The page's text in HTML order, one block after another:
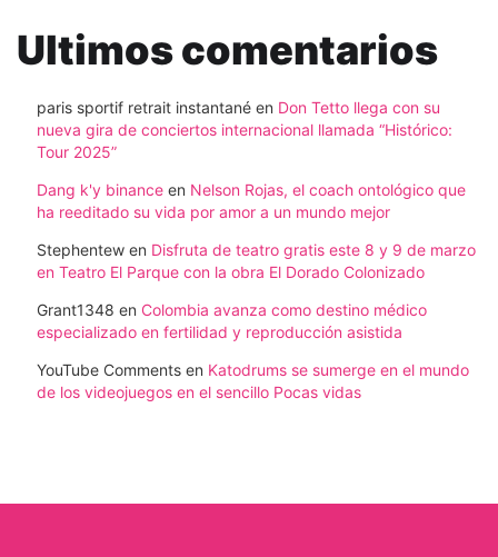
Ultimos comentarios
paris sportif retrait instantané en Don Tetto llega con su
nueva gira de conciertos internacional llamada “Histórico:
Tour 2025”
Dang k'y binance en Nelson Rojas, el coach ontológico que
ha reeditado su vida por amor a un mundo mejor
Stephentew en Disfruta de teatro gratis este 8 y 9 de marzo
en Teatro El Parque con la obra El Dorado Colonizado
Grant1348 en Colombia avanza como destino médico
especializado en fertilidad y reproducción asistida
YouTube Comments en Katodrums se sumerge en el mundo
de los videojuegos en el sencillo Pocas vidas